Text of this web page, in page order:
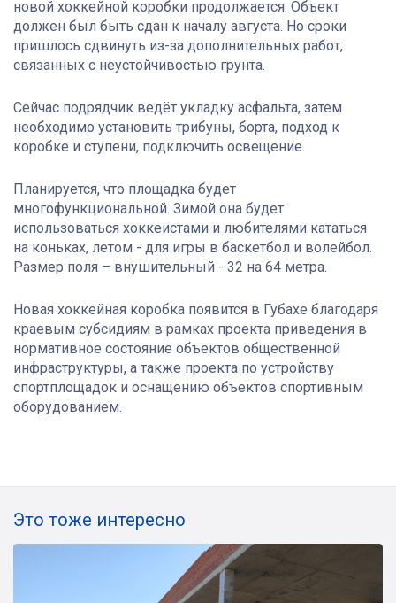
новой хоккейной коробки продолжается. Объект
должен был быть сдан к началу августа. Но сроки
пришлось сдвинуть из-за дополнительных работ,
связанных с неустойчивостью грунта.
Сейчас подрядчик ведёт укладку асфальта, затем
необходимо установить трибуны, борта, подход к
коробке и ступени, подключить освещение.
Планируется, что площадка будет
многофункциональной. Зимой она будет
использоваться хоккеистами и любителями кататься
на коньках, летом - для игры в баскетбол и волейбол.
Размер поля – внушительный - 32 на 64 метра.
Новая хоккейная коробка появится в Губахе благодаря
краевым субсидиям в рамках проекта приведения в
нормативное состояние объектов общественной
инфраструктуры, а также проекта по устройству
спортплощадок и оснащению объектов спортивным
оборудованием.
Это тоже интересно